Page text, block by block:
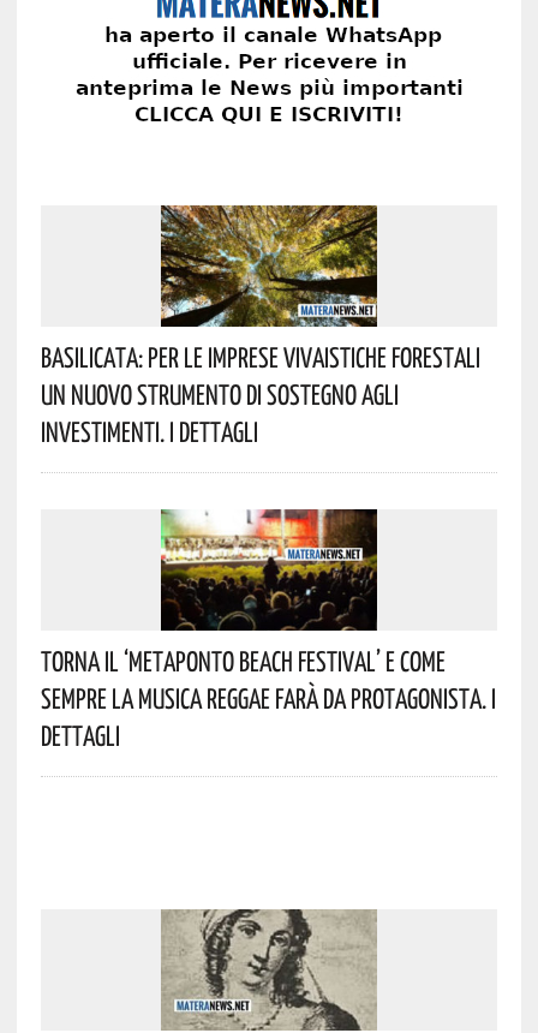
Basilicata: Per Le Imprese Vivaistiche Forestali
Un Nuovo Strumento Di Sostegno Agli
Investimenti. I Dettagli
Torna Il ‘Metaponto Beach Festival’ E Come
Sempre La Musica Reggae Farà Da Protagonista. I
Dettagli